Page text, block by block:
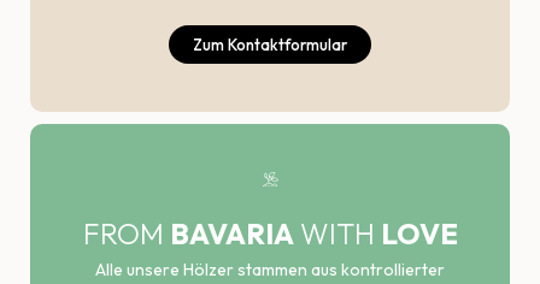
Zum Kontaktformular
FROM BAVARIAWITH LOVE
Alle unsere Hölzer stammen aus kontrollierter